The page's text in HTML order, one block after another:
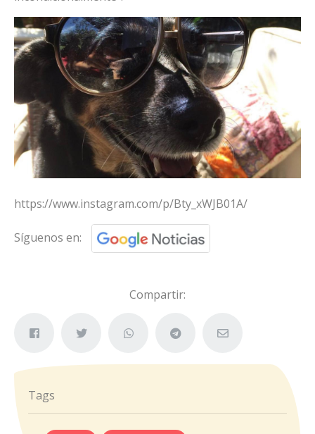
https://www.instagram.com/p/Bty_xWJB01A/
Síguenos en:
Compartir:
Tags